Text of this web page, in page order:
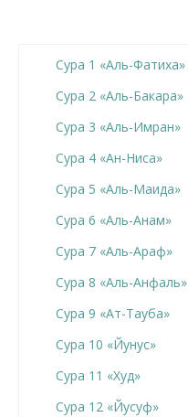
Сура 1 «Аль-Фатиха»
Сура 2 «Аль-Бакара»
Сура 3 «Аль-Имран»
Сура 4 «Ан-Ниса»
Сура 5 «Аль-Маида»
Сура 6 «Аль-Анам»
Сура 7 «Аль-Араф»
Сура 8 «Аль-Анфаль»
Сура 9 «Ат-Тауба»
Сура 10 «Йунус»
Сура 11 «Худ»
Сура 12 «Йусуф»